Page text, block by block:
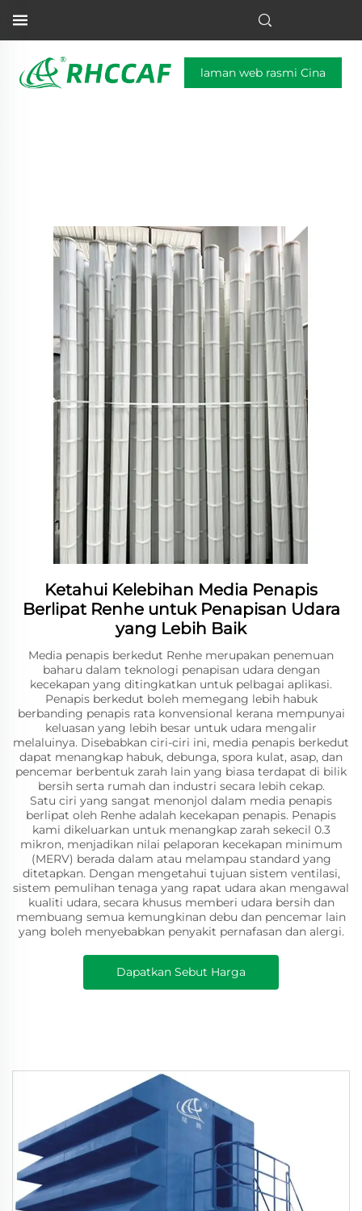
laman web rasmi Cina
Ketahui Kelebihan Media Penapis
Berlipat Renhe untuk Penapisan Udara
yang Lebih Baik
Media penapis berkedut Renhe merupakan penemuan
baharu dalam teknologi penapisan udara dengan
kecekapan yang ditingkatkan untuk pelbagai aplikasi.
Penapis berkedut boleh memegang lebih habuk
berbanding penapis rata konvensional kerana mempunyai
keluasan yang lebih besar untuk udara mengalir
melaluinya. Disebabkan ciri-ciri ini, media penapis berkedut
dapat menangkap habuk, debunga, spora kulat, asap, dan
pencemar berbentuk zarah lain yang biasa terdapat di bilik
bersih serta rumah dan industri secara lebih cekap.
Satu ciri yang sangat menonjol dalam media penapis
berlipat oleh Renhe adalah kecekapan penapis. Penapis
kami dikeluarkan untuk menangkap zarah sekecil 0.3
mikron, menjadikan nilai pelaporan kecekapan minimum
(MERV) berada dalam atau melampau standard yang
ditetapkan. Dengan mengetahui tujuan sistem ventilasi,
sistem pemulihan tenaga yang rapat udara akan mengawal
kualiti udara, secara khusus memberi udara bersih dan
membuang semua kemungkinan debu dan pencemar lain
yang boleh menyebabkan penyakit pernafasan dan alergi.
Dapatkan Sebut Harga